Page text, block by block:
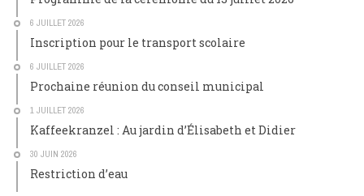
6 JUILLET 2026
Inscription pour le transport scolaire
6 JUILLET 2026
Prochaine réunion du conseil municipal
1 JUILLET 2026
Kaffeekranzel : Au jardin d’Élisabeth et Didier
30 JUIN 2026
Restriction d’eau